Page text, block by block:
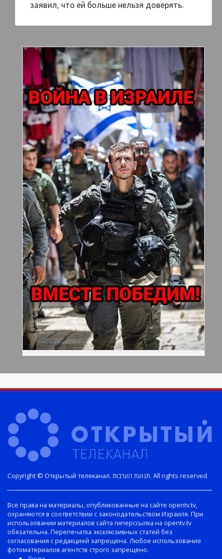
заявил, что ей больше нельзя доверять.
Copyright © Открытый телеканал. תנועת הערבות. All rights reserved.
Все права на материалы, опубликованные на сайте opentv.tv,
охраняются в соответствии с законодательством Израиля. При
использовании материалов сайта гиперссылка на opentv.tv
обязательна. Перепечатка эксклюзивных статей без
согласования с редакцией запрещена. Любое использование
фотоматериалов агентств строго запрещено.